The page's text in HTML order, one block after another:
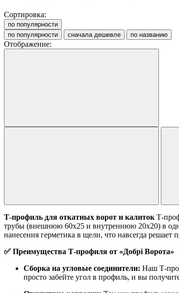
Сортировка:
по популярности
по популярности
сначала дешевле по названию
Отображение:
Т-профиль для откатных ворот и калиток Т-
трубы (внешнюю 60х25 и внутреннюю 20х20) в
нанесения герметика в щели, что навсегда
✅ Преимущества Т-профиля от «Добрі Ворота»
Сборка на угловые соединители: Наш Т-
просто забейте угол в профиль, и вы